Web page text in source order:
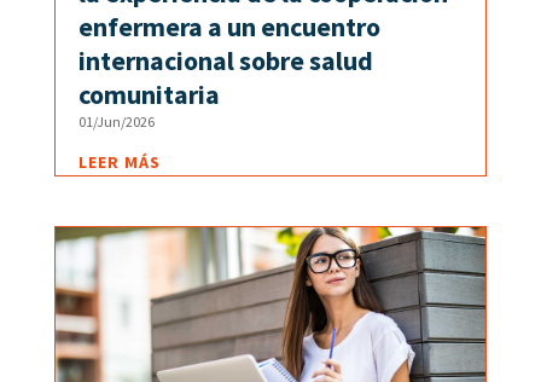
enfermera a un encuentro
internacional sobre salud
comunitaria
01/Jun/2026
LEER MÁS